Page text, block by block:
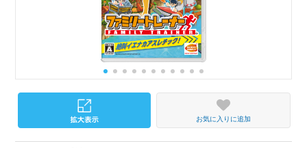
お気に入りに追加